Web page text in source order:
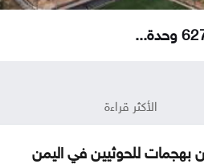
الأكثر قراءة
للحوثيين في اليمن